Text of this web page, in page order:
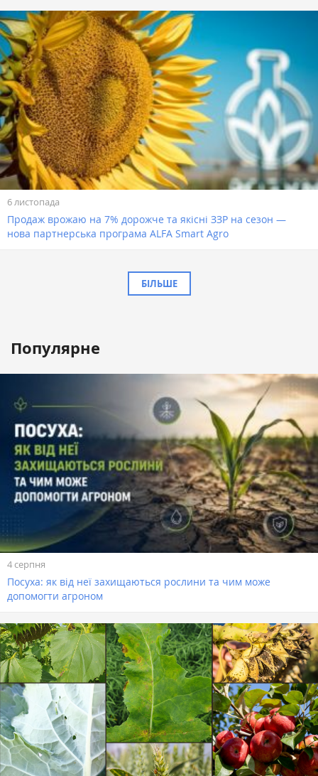
6 листопада
Продаж врожаю на 7% дорожче та якісні ЗЗР на сезон —
нова партнерська програма ALFA Smart Agro
БІЛЬШЕ
Популярне
4 серпня
Посуха: як від неї захищаються рослини та чим може
допомогти агроном